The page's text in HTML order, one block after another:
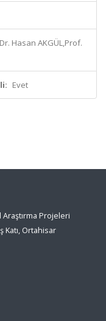
Hasan AKGÜL,Prof.
Evet
Projeleri
Katı, Ortahisar